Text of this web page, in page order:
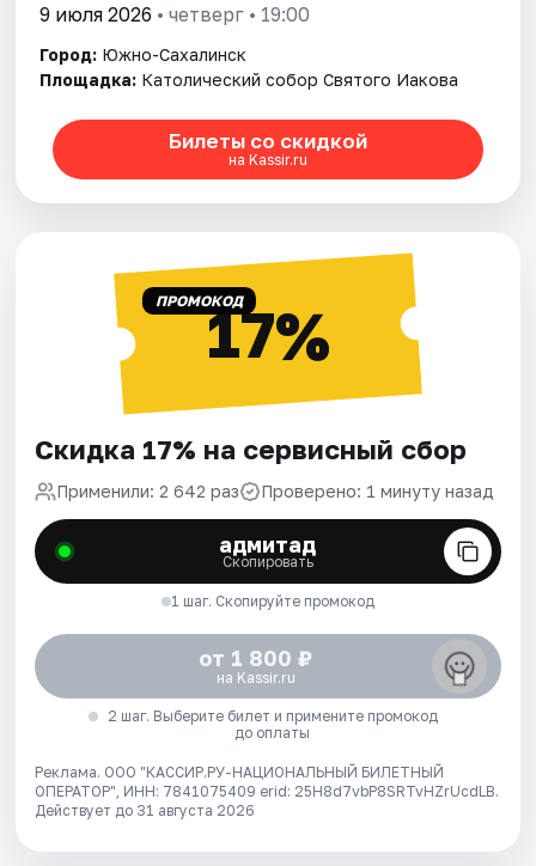
9 июля 2026 • четверг • 19:00
Город: Южно-Сахалинск
Площадка: Католический собор Святого Иакова
Билеты со скидкой
на Kassir.ru
ПРОМОКОД17%
Скидка 17% на сервисный сбор
Применили: 2 642 раз Проверено: 1 минуту назад
адмитад
Скопировать
1 шаг. Скопируйте промокод
от 1 800 ₽
на Kassir.ru
2 шаг. Выберите билет и примените промокод
до оплаты
Реклама. ООО "КАССИР.РУ-НАЦИОНАЛЬНЫЙ БИЛЕТНЫЙ
ОПЕРАТОР", ИНН: 7841075409 erid: 25H8d7vbP8SRTvHZrUcdLB.
Действует до 31 августа 2026